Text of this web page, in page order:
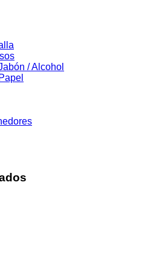
/ Alcohol